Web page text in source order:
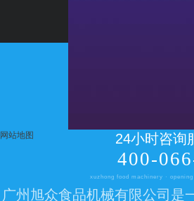
24小时咨询
400-
xuzhong food machinery ·
广州旭众食品机械有限公司是
网站地图